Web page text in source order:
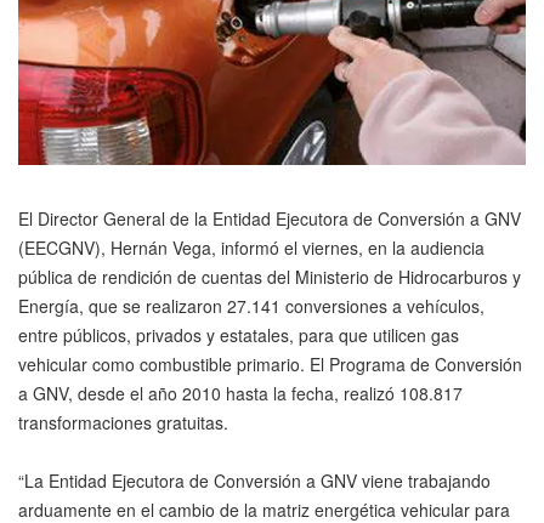
El Director General de la Entidad Ejecutora de Conversión a GNV
(EECGNV), Hernán Vega, informó el viernes, en la audiencia
pública de rendición de cuentas del Ministerio de Hidrocarburos y
Energía, que se realizaron 27.141 conversiones a vehículos,
entre públicos, privados y estatales, para que utilicen gas
vehicular como combustible primario. El Programa de Conversión
a GNV, desde el año 2010 hasta la fecha, realizó 108.817
transformaciones gratuitas.
“La Entidad Ejecutora de Conversión a GNV viene trabajando
arduamente en el cambio de la matriz energética vehicular para